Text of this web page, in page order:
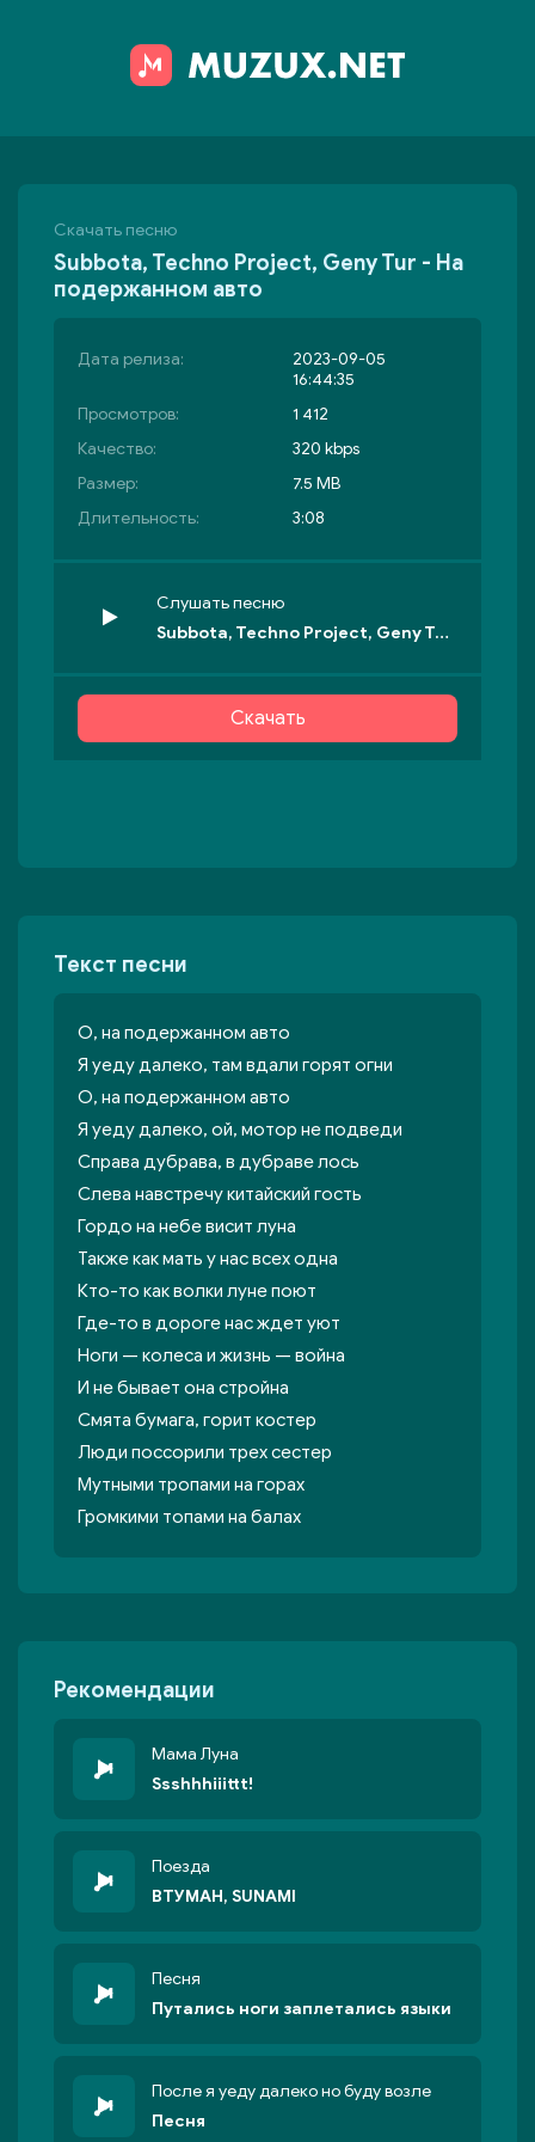
Скачать песню
Subbota, Techno Project, Geny Tur - На
подержанном авто
Дата релиза:
2023-09-05
16:44:35
Просмотров:
1 412
Качество:
320 kbps
Размер:
7.5 MB
Длительность:
3:08
Слушать песню
Subbota, Techno Project, Geny Tur - На подержанном авто
Скачать
Текст песни
О, на подержанном авто
Я уеду далеко, там вдали горят огни
О, на подержанном авто
Я уеду далеко, ой, мотор не подведи
Справа дубрава, в дубраве лось
Слева навстречу китайский гость
Гордо на небе висит луна
Также как мать у нас всех одна
Кто-то как волки луне поют
Где-то в дороге нас ждет уют
Ноги — колеса и жизнь — война
И не бывает она стройна
Смята бумага, горит костер
Люди поссорили трех сестер
Мутными тропами на горах
Громкими топами на балах
Рекомендации
Мама Луна
Ssshhhiiittt!
Поезда
ВТУМАН, SUNAMI
Песня
Путались ноги заплетались языки
После я уеду далеко но буду возле
Песня